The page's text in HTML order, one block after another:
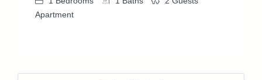
Apartment